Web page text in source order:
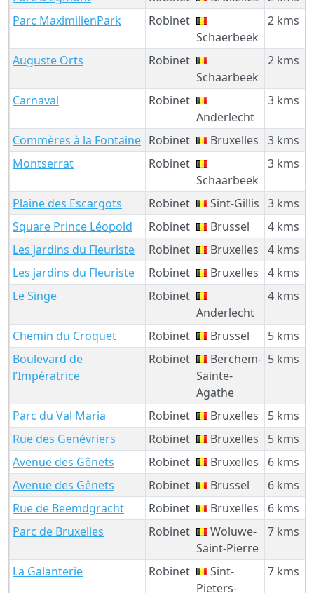
Parc MaximilienPark
Robinet
Schaerbeek
2 kms
Auguste Orts
Robinet
Schaarbeek
2 kms
Carnaval
Robinet
Anderlecht
3 kms
Commères à la Fontaine Robinet Bruxelles
3 kms
Montserrat
Robinet
Schaarbeek
3 kms
Plaine des Escargots Robinet Sint-Gillis 3 kms
Square Prince Léopold
Robinet Brussel
4 kms
Les jardins du Fleuriste
Robinet Bruxelles
4 kms
Les jardins du Fleuriste
Robinet Bruxelles
4 kms
Le Singe
Robinet
Anderlecht
4 kms
Chemin du Croquet Robinet Brussel
5 kms
Boulevard de
l’Impératrice
Robinet
Berchem-
Sainte-
Agathe
5 kms
Parc du Val Maria Robinet Bruxelles
5 kms
Rue des Genévriers
Robinet Bruxelles
5 kms
Avenue des Gênets
Robinet Bruxelles
6 kms
Avenue des Gênets
Robinet Brussel
6 kms
Rue de Beemdgracht
Robinet Bruxelles
6 kms
Parc de Bruxelles
Robinet
Woluwe-
Saint-Pierre
7 kms
La Galanterie Robinet
Sint-
Pieters-
7 kms